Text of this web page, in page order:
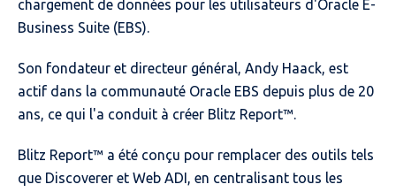
chargement de données pour les utilisateurs d'Oracle E-
Business Suite (EBS).
Son fondateur et directeur général, Andy Haack, est
actif dans la communauté Oracle EBS depuis plus de 20
ans, ce qui l'a conduit à créer Blitz Report™.
Blitz Report™ a été conçu pour remplacer des outils tels
que Discoverer et Web ADI, en centralisant tous les